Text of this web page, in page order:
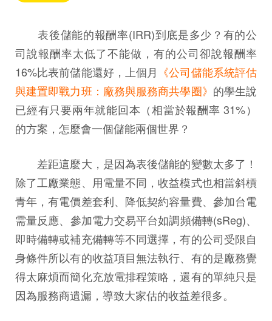
表後儲能的報酬率(IRR)到底是多少？有的公
司說報酬率太低了不能做，有的公司卻說報酬率
16%比表前儲能還好，上個月 《公司儲能系統評估
與建置即戰力班：廠務與服務商共學圈》 的學生說
已經有只要兩年就能回本（相當於報酬率 31%）
的方案，怎麼會一個儲能兩個世界？
差距這麼大，是因為表後儲能的變數太多了！
除了工廠業態、用電量不同，收益模式也相當斜槓
青年，有電價差套利、降低契約容量費、參加台電
需量反應、參加電力交易平台如調頻備轉(sReg)、
即時備轉或補充備轉等不同選擇，有的公司受限自
身條件所以有的收益項目無法執行、有的是廠務覺
得太麻煩而簡化充放電排程策略，還有的單純只是
因為服務商遺漏，導致大家估的收益差很多。